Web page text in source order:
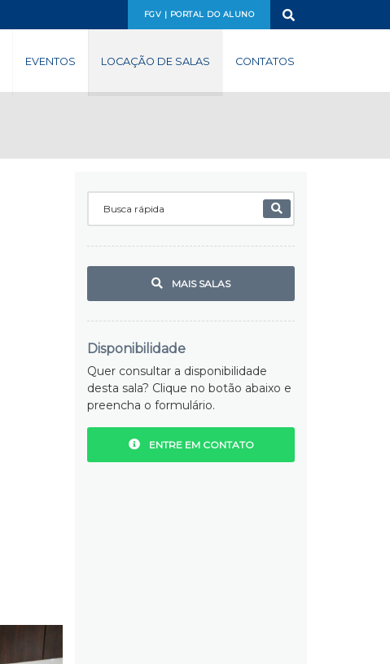
FGV | PORTAL DO ALUNO
EVENTOS LOCAÇÃO DE SALAS CONTATOS
MAIS SALAS
Disponibilidade
Quer consultar a disponibilidade
desta sala? Clique no botão abaixo e
preencha o formulário.
ENTRE EM CONTATO